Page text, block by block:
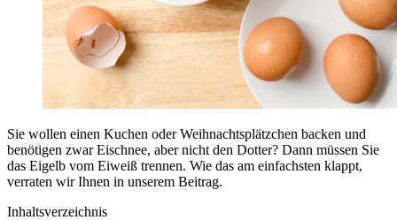
Sie wollen einen Kuchen oder Weihnachtsplätzchen backen und
benötigen zwar Eischnee, aber nicht den Dotter? Dann müssen Sie
das Eigelb vom Eiweiß trennen. Wie das am einfachsten klappt,
verraten wir Ihnen in unserem Beitrag.
Inhaltsverzeichnis